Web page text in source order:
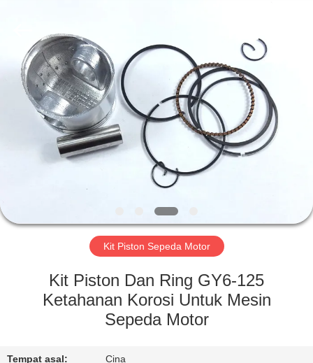
RUMAH
PRODUK
VIDEO
TENTANG
KAMI
PABRIK
Reserved.
Kit Piston Sepeda Motor
Kit Piston Dan Ring GY6-125
Ketahanan Korosi Untuk Mesin
Sepeda Motor
Tempat asal: Cina